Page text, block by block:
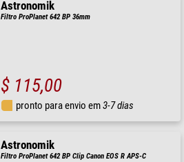
Astronomik
Filtro ProPlanet 642 BP 36mm
$ 115,00
pronto para envio em3-7 dias
Astronomik
Filtro ProPlanet 642 BP Clip Canon EOS R APS-C